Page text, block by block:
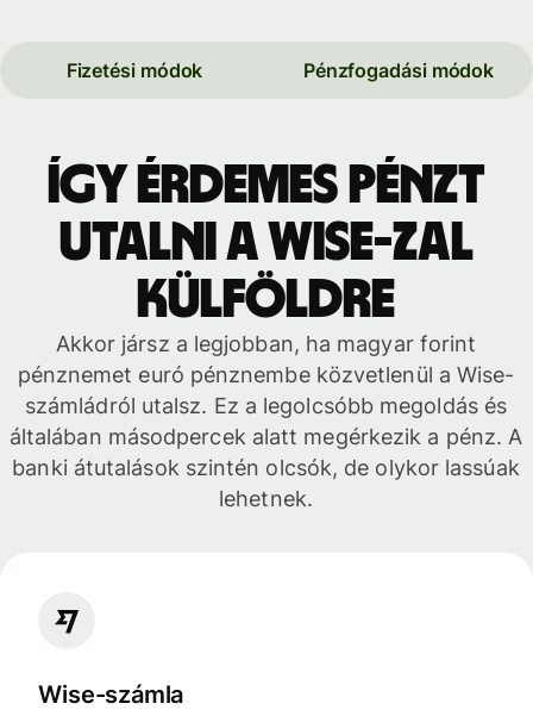
Fizetési módok Pénzfogadási módok
Így érdemes pénzt
utalni a Wise-zal
külföldre
Akkor jársz a legjobban, ha magyar forint
pénznemet euró pénznembe közvetlenül a Wise-
számládról utalsz. Ez a legolcsóbb megoldás és
általában másodpercek alatt megérkezik a pénz. A
banki átutalások szintén olcsók, de olykor lassúak
lehetnek.
Wise-számla